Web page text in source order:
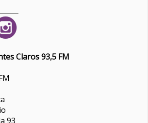
Claros 93,5 FM
93